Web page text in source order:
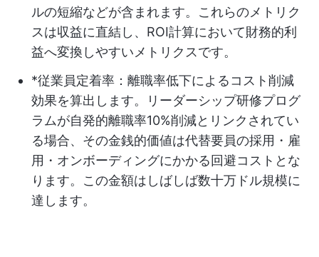
ルの短縮などが含まれます。これらのメトリク
スは収益に直結し、ROI計算において財務的利
益へ変換しやすいメトリクスです。
*従業員定着率：離職率低下によるコスト削減
効果を算出します。リーダーシップ研修プログ
ラムが自発的離職率10%削減とリンクされてい
る場合、その金銭的価値は代替要員の採用・雇
用・オンボーディングにかかる回避コストとな
ります。この金額はしばしば数十万ドル規模に
達します。